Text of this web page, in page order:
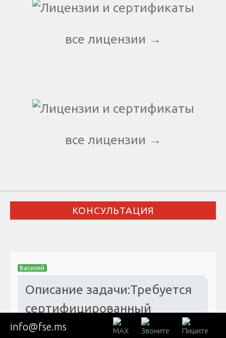
все лицензии →
все лицензии →
КОНСУЛЬТАЦИЯ
Василий
Описание задачи:Требуется
сертифицированный
судебный эксперт /
info@fse.ms